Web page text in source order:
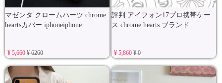
マゼンタ クロームハーツ chrome
heartsカバー iphoneiphone
¥ 5,660¥ 6260
評判 アイフォン17プロ携帯ケー
ス chrome hearts ブランド
¥ 5,860¥ 0